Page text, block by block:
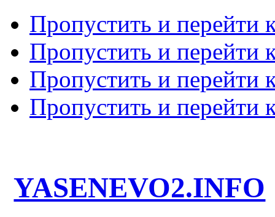
Пропустить и перейти
Пропустить и перейти
Пропустить и перейти
Пропустить и перейти
YASENEVO2.INFO